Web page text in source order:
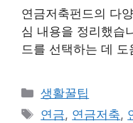
연금저축펀드의 다
심 내용을 정리했습
드를 선택하는 데 도
카
테
생활꿀팁
태
연금, 연금저축,